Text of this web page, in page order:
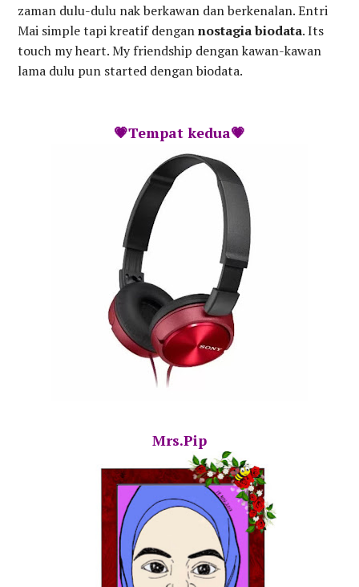
zaman dulu-dulu nak berkawan dan berkenalan. Entri
Mai simple tapi kreatif dengannostagia biodata. Its
touch my heart. My friendship dengan kawan-kawan
lama dulu pun started dengan biodata.
💗Tempat kedua💗
Mrs.Pip